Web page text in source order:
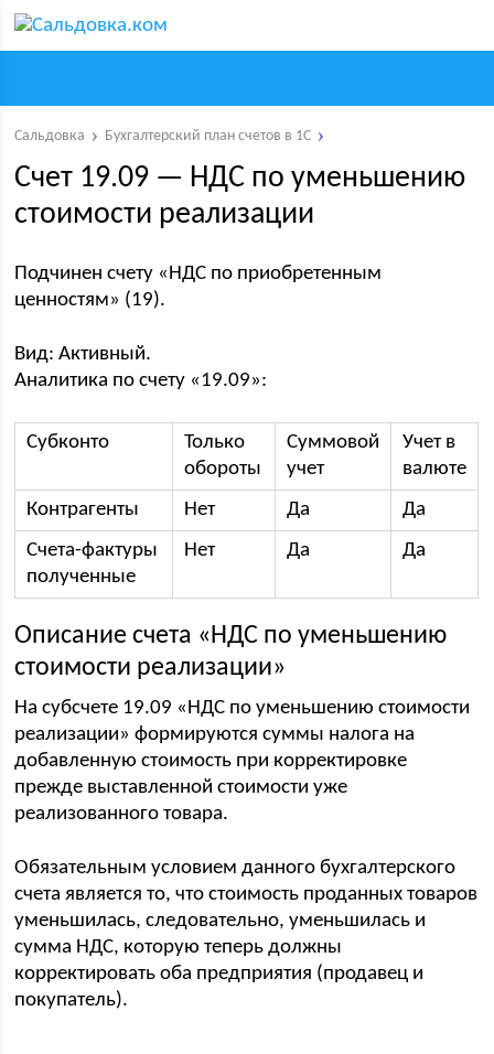
Сальдовка Бухгалтерский план счетов в 1С
Счет 19.09 — НДС по уменьшению
стоимости реализации
Подчинен счету «НДС по приобретенным
ценностям» (19).
Вид: Активный.
Аналитика по счету «19.09»:
Субконто
Только
обороты
Суммовой
учет
Учет в
валюте
Контрагенты
Нет Да
Да
Счета-фактуры
полученные
Нет Да Да
Описание счета «НДС по уменьшению
стоимости реализации»
На субсчете 19.09 «НДС по уменьшению стоимости
реализации» формируются суммы налога на
добавленную стоимость при корректировке
прежде выставленной стоимости уже
реализованного товара.
Обязательным условием данного бухгалтерского
счета является то, что стоимость проданных товаров
уменьшилась, следовательно, уменьшилась и
сумма НДС, которую теперь должны
корректировать оба предприятия (продавец и
покупатель).